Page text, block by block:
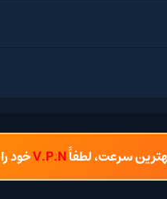
لطفاًV.P.Nخود را خاموش